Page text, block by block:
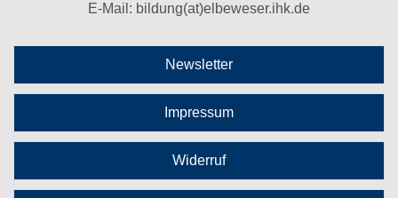
E-Mail: bildung(at)elbeweser.ihk.de
Newsletter
Impressum
Widerruf